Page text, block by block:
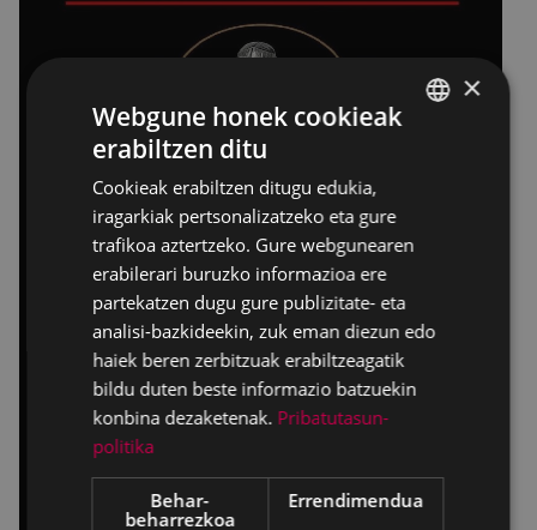
×
Webgune honek cookieak
erabiltzen ditu
Cookieak erabiltzen ditugu edukia,
iragarkiak pertsonalizatzeko eta gure
trafikoa aztertzeko. Gure webgunearen
erabilerari buruzko informazioa ere
partekatzen dugu gure publizitate- eta
analisi-bazkideekin, zuk eman diezun edo
haiek beren zerbitzuak erabiltzeagatik
bildu duten beste informazio batzuekin
konbina dezaketenak. Pribatutasun-
politika
Behar-
beharrezkoa
Errendimendua